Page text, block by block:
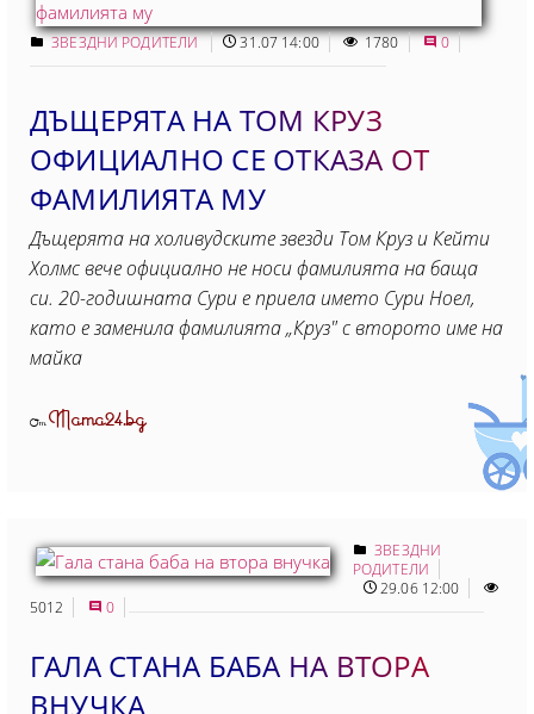
ЗВЕЗДНИ РОДИТЕЛИ 31.07 14:00 1780 0
ДЪЩЕРЯТА НА ТОМ КРУЗ
ОФИЦИАЛНО СЕ ОТКАЗА ОТ
ФАМИЛИЯТА МУ
Дъщерята на холивудските звезди Том Круз и Кейти
Холмс вече официално не носи фамилията на баща
си. 20-годишната Сури е приела името Сури Ноел,
като е заменила фамилията „Круз" с второто име на
майка
ОтMama24.bg
ЗВЕЗДНИ
РОДИТЕЛИ
29.06 12:00
5012
0
ГАЛА СТАНА БАБА НА ВТОРА
ВНУЧКА